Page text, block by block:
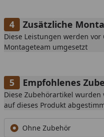
Zusätzliche
Diese Leistungen werden
Montageteam umgesetzt
Empfohlenes
Diese Zubehörartikel
auf dieses Produkt
Ohne Zubehör